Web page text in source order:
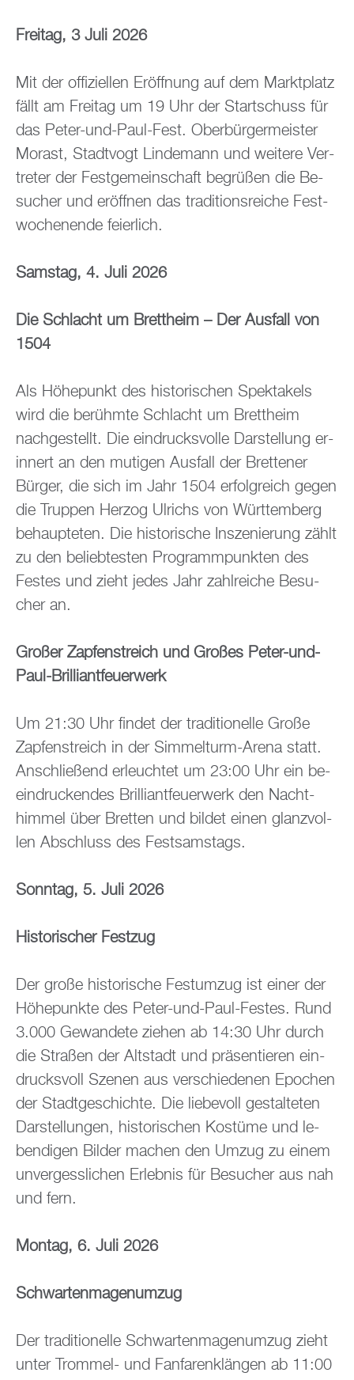
Frei­tag, 3 Juli 2026
Mit der of­fi­zi­el­len Er­öff­nung auf dem Markt­platz
fällt am Frei­tag um 19 Uhr der Start­schuss für
das Peter-und-Paul-Fest. Ober­bür­ger­meis­ter
Mo­rast, Stadt­vogt Lin­de­mann und wei­te­re Ver­
tre­ter der Fest­ge­mein­schaft be­grü­ßen die Be­
su­cher und er­öff­nen das tra­di­ti­ons­rei­che Fest­
wo­chen­en­de fei­er­lich.
Sams­tag, 4. Juli 2026
Die Schlacht um Brett­heim – Der Aus­fall von
1504
Als Hö­he­punkt des his­to­ri­schen Spek­ta­kels
wird die be­rühm­te Schlacht um Brett­heim
nach­ge­stellt. Die ein­drucks­vol­le Dar­stel­lung er­
in­nert an den mu­ti­gen Aus­fall der Brettener
Bür­ger, die sich im Jahr 1504 er­folg­reich gegen
die Trup­pen Her­zog Ul­richs von Würt­tem­berg
be­haup­te­ten. Die his­to­ri­sche In­sze­nie­rung zählt
zu den be­lieb­tes­ten Pro­gramm­punk­ten des
Fes­tes und zieht jedes Jahr zahl­rei­che Be­su­
cher an.
Gro­ßer Zap­fen­streich und Gro­ßes Peter-und-
Paul-Bril­li­ant­feu­er­werk
Um 21:30 Uhr fin­det der tra­di­tio­nel­le Große
Zap­fen­streich in der Sim­mel­turm-Arena statt.
An­schlie­ßend er­leuch­tet um 23:00 Uhr ein be­
ein­dru­cken­des Bril­li­ant­feu­er­werk den Nacht­
him­mel über Brett­en und bil­det einen glanz­vol­
len Ab­schluss des Fest­sams­tags.
Sonn­tag, 5. Juli 2026
His­to­ri­scher Fest­zug
Der große his­to­ri­sche Fest­um­zug ist einer der
Hö­he­punk­te des Peter-und-Paul-Fes­tes. Rund
3.000 Ge­wan­de­te zie­hen ab 14:30 Uhr durch
die Stra­ßen der Alt­stadt und prä­sen­tie­ren ein­
drucks­voll Sze­nen aus ver­schie­de­nen Epo­chen
der Stadt­ge­schich­te. Die lie­be­voll ge­stal­te­ten
Dar­stel­lun­gen, his­to­ri­schen Kos­tü­me und le­
ben­di­gen Bil­der ma­chen den Umzug zu einem
un­ver­gess­li­chen Er­leb­nis für Be­su­cher aus nah
und fern.
Mon­tag, 6. Juli 2026
Schwar­ten­ma­gen­um­zug
Der tra­di­tio­nel­le Schwar­ten­ma­gen­um­zug zieht
unter Trom­mel- und Fan­fa­ren­klän­gen ab 11:00